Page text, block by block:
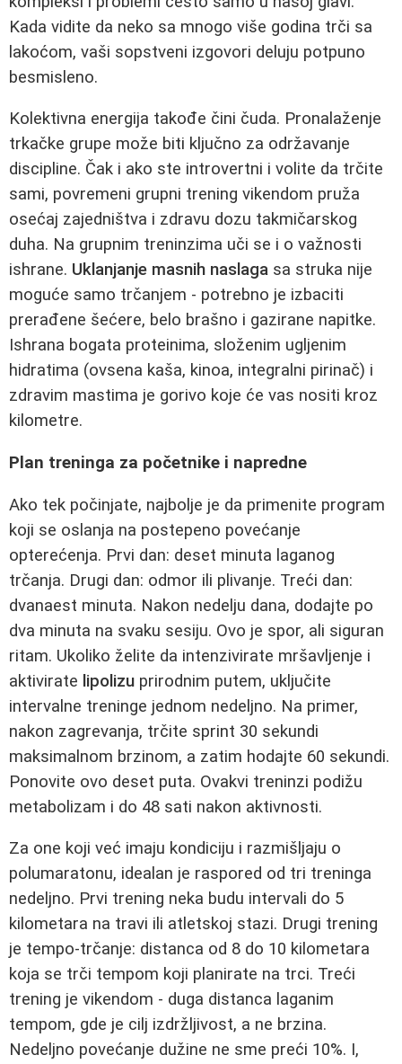
Kada vidite da neko sa mnogo više godina trči sa
lakoćom, vaši sopstveni izgovori deluju potpuno
besmisleno.
Kolektivna energija takođe čini čuda. Pronalaženje
trkačke grupe može biti ključno za održavanje
discipline. Čak i ako ste introvertni i volite da trčite
sami, povremeni grupni trening vikendom pruža
osećaj zajedništva i zdravu dozu takmičarskog
duha. Na grupnim treninzima uči se i o važnosti
ishrane. Uklanjanje masnih naslaga sa struka nije
moguće samo trčanjem - potrebno je izbaciti
prerađene šećere, belo brašno i gazirane napitke.
Ishrana bogata proteinima, složenim ugljenim
hidratima (ovsena kaša, kinoa, integralni pirinač) i
zdravim mastima je gorivo koje će vas nositi kroz
kilometre.
Plan treninga za početnike i napredne
Ako tek počinjate, najbolje je da primenite program
koji se oslanja na postepeno povećanje
opterećenja. Prvi dan: deset minuta laganog
trčanja. Drugi dan: odmor ili plivanje. Treći dan:
dvanaest minuta. Nakon nedelju dana, dodajte po
dva minuta na svaku sesiju. Ovo je spor, ali siguran
ritam. Ukoliko želite da intenzivirate mršavljenje i
aktivirate lipolizu prirodnim putem, uključite
intervalne treninge jednom nedeljno. Na primer,
nakon zagrevanja, trčite sprint 30 sekundi
maksimalnom brzinom, a zatim hodajte 60 sekundi.
Ponovite ovo deset puta. Ovakvi treninzi podižu
metabolizam i do 48 sati nakon aktivnosti.
Za one koji već imaju kondiciju i razmišljaju o
polumaratonu, idealan je raspored od tri treninga
nedeljno. Prvi trening neka budu intervali do 5
kilometara na travi ili atletskoj stazi. Drugi trening
je tempo-trčanje: distanca od 8 do 10 kilometara
koja se trči tempom koji planirate na trci. Treći
trening je vikendom - duga distanca laganim
tempom, gde je cilj izdržljivost, a ne brzina.
Nedeljno povećanje dužine ne sme preći 10%. I,